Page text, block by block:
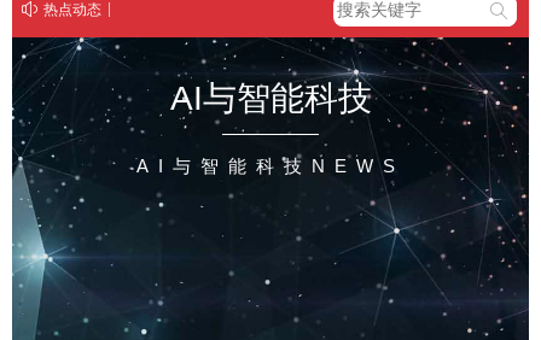
热点动态
AI与智能科技
AI与智能科技NEWS